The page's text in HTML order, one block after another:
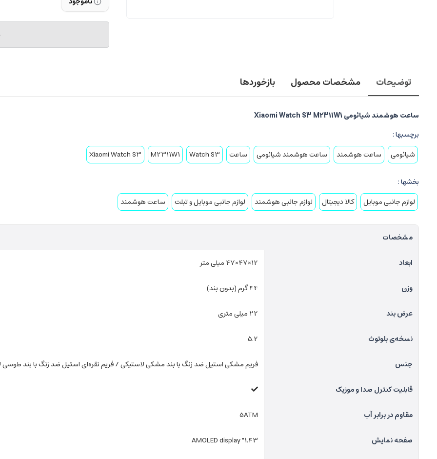
توضیحات مشخصات محصول بازخوردها
ساعت هوشمند شیائومی Xiaomi Watch S3 M2311W1
برچسبها :
شیائومی
ساعت هوشمند ساعت هوشمند شیائومی ساعت Watch S3
M2311W1
Xiaomi Watch S3
بخشها :
لوازم جانبی موبایل
کالا دیجیتال لوازم جانبی هوشمند لوازم جانبی موبایل و تبلت ساعت هوشمند
مشخصات
ابعاد 12×47×47 میلی متر
وزن 44 گرم (بدون بند)
عرض بند 22 میلی متری
نسخه‌ی بلوتوث 5.2
جنس فریم مشکی استیل ضد زنگ با بند مشکی لاستیکی / فریم نقره‌ای استیل ضد زنگ با بند طوسی
قابلیت کنترل صدا و موزیک
مقاوم در برابر آب 5ATM
صفحه نمایش 1.43" AMOLED display